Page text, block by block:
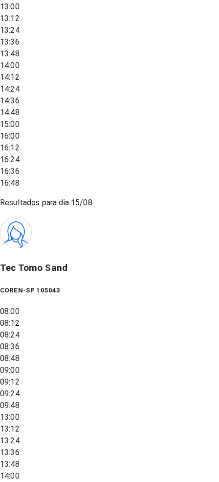
13:00
13:12
13:24
13:36
13:48
14:00
14:12
14:24
14:36
14:48
15:00
16:00
16:12
16:24
16:36
16:48
Resultados para dia 15/08
Tec Tomo Sand
COREN-SP 105043
08:00
08:12
08:24
08:36
08:48
09:00
09:12
09:24
09:48
13:00
13:12
13:24
13:36
13:48
14:00